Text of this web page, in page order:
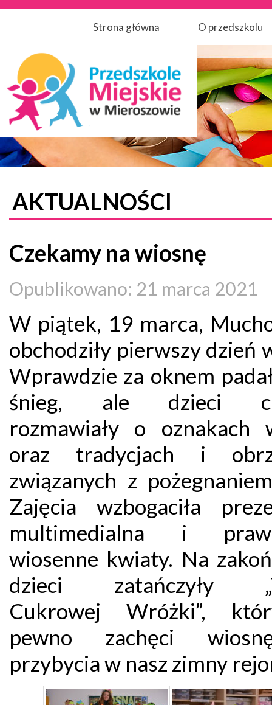
Strona główna O przedszkolu
AKTUALNOŚCI
Czekamy na wiosnę
Opublikowano: 21 marca 2021
W piątek, 19 marca,
obchodziły pierwszy dzień
Wprawdzie za oknem
śnieg, ale dzieci
rozmawiały o oznakach
oraz tradycjach i
związanych z
Zajęcia wzbogaciła
multimedialna i
wiosenne kwiaty. Na
dzieci zatańczyły
Cukrowej Wróżki”,
pewno zachęci
przybycia w nasz zimny